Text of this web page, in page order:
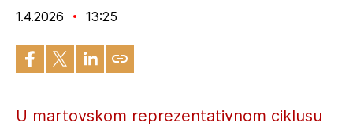
1.4.2026 13:25
U martovskom reprezentativnom ciklusu